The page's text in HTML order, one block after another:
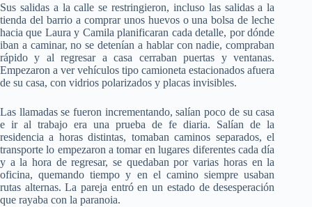
Sus salidas a la calle se restringieron, incluso las salidas a la
tienda del barrio a comprar unos huevos o una bolsa de leche
hacia que Laura y Camila planificaran cada detalle, por dónde
iban a caminar, no se detenían a hablar con nadie, compraban
rápido y al regresar a casa cerraban puertas y ventanas.
Empezaron a ver vehículos tipo camioneta estacionados afuera
de su casa, con vidrios polarizados y placas invisibles.
Las llamadas se fueron incrementando, salían poco de su casa
e ir al trabajo era una prueba de fe diaria. Salían de la
residencia a horas distintas, tomaban caminos separados, el
transporte lo empezaron a tomar en lugares diferentes cada día
y a la hora de regresar, se quedaban por varias horas en la
oficina, quemando tiempo y en el camino siempre usaban
rutas alternas. La pareja entró en un estado de desesperación
que rayaba con la paranoia.